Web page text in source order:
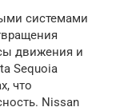
системами
движения и
Sequoia
что
Nissan